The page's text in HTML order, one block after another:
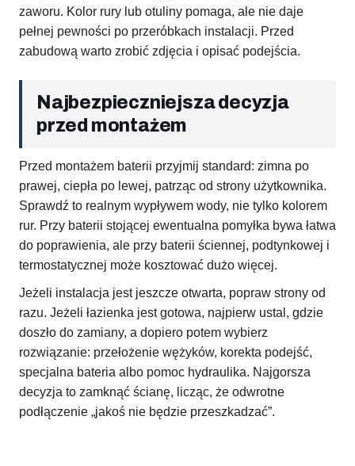
zaworu. Kolor rury lub otuliny pomaga, ale nie daje
pełnej pewności po przeróbkach instalacji. Przed
zabudową warto zrobić zdjęcia i opisać podejścia.
Najbezpieczniejsza decyzja
przed montażem
Przed montażem baterii przyjmij standard: zimna po
prawej, ciepła po lewej, patrząc od strony użytkownika.
Sprawdź to realnym wypływem wody, nie tylko kolorem
rur. Przy baterii stojącej ewentualna pomyłka bywa łatwa
do poprawienia, ale przy baterii ściennej, podtynkowej i
termostatycznej może kosztować dużo więcej.
Jeżeli instalacja jest jeszcze otwarta, popraw strony od
razu. Jeżeli łazienka jest gotowa, najpierw ustal, gdzie
doszło do zamiany, a dopiero potem wybierz
rozwiązanie: przełożenie wężyków, korekta podejść,
specjalna bateria albo pomoc hydraulika. Najgorsza
decyzja to zamknąć ścianę, licząc, że odwrotne
podłączenie „jakoś nie będzie przeszkadzać”.